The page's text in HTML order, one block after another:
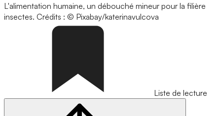
L'alimentation humaine, un débouché mineur pour la filière
insectes. Crédits : © Pixabay/katerinavulcova
Liste de lecture